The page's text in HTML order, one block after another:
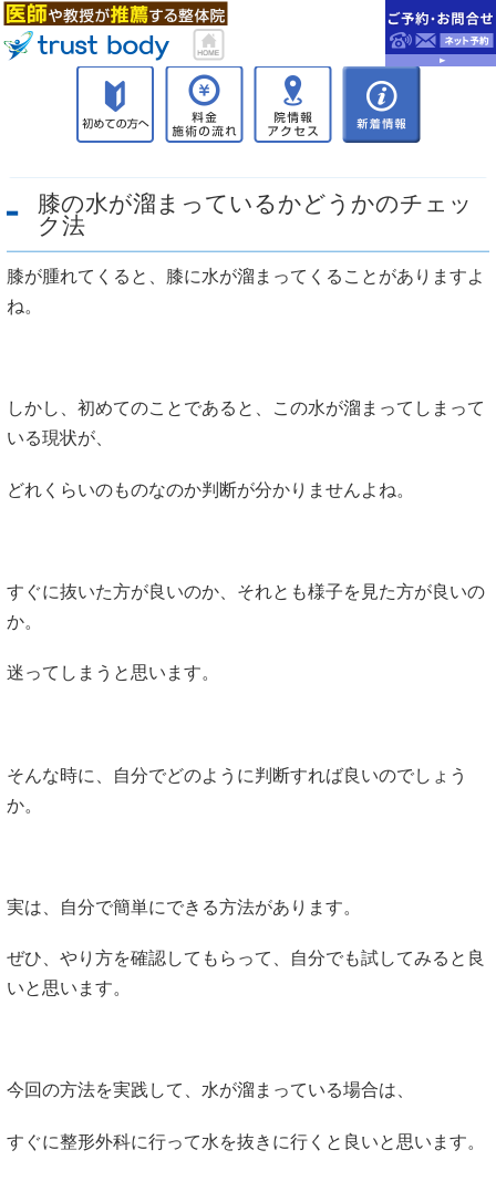
膝の水が溜まっているかどうかのチェッ
ク法
膝が腫れてくると、膝に水が溜まってくることがありますよ
ね。
しかし、初めてのことであると、この水が溜まってしまって
いる現状が、
どれくらいのものなのか判断が分かりませんよね。
すぐに抜いた方が良いのか、それとも様子を見た方が良いの
か。
迷ってしまうと思います。
そんな時に、自分でどのように判断すれば良いのでしょう
か。
実は、自分で簡単にできる方法があります。
ぜひ、やり方を確認してもらって、自分でも試してみると良
いと思います。
今回の方法を実践して、水が溜まっている場合は、
すぐに整形外科に行って水を抜きに行くと良いと思います。